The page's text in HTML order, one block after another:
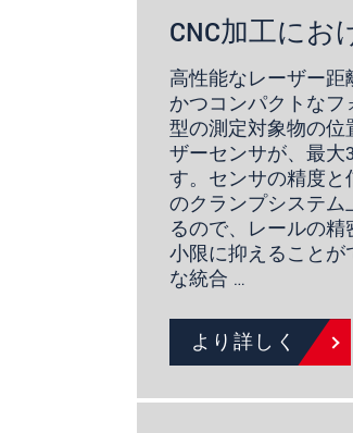
CNC加工に
高性能なレーザー距
かつコンパクトな
型の測定対象物の位
ザーセンサが、最大
す。センサの精度と
のクランプシステ
るので、レールの
小限に抑えることが
な統合 …
より詳しく